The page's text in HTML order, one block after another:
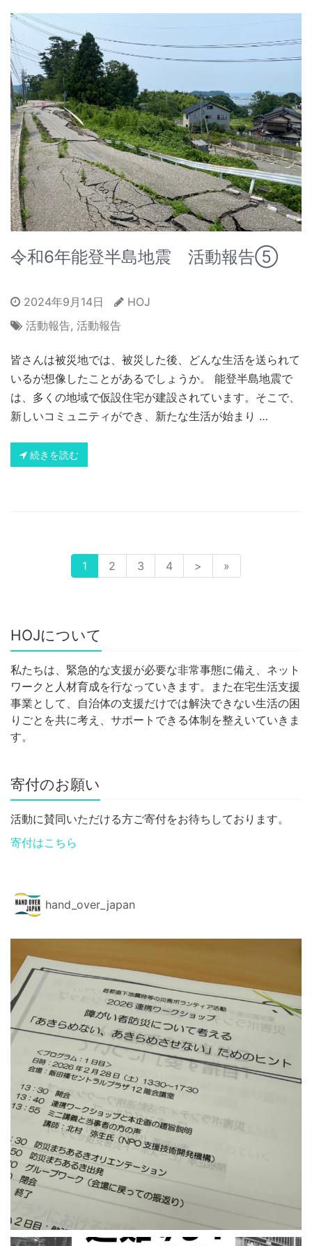
令和6年能登半島地震 活動報告⑤
2024年9月14日
HOJ
活動報告, 活動報告
皆さんは被災地では、被災した後、どんな生活を送られて
いるが想像したことがあるでしょうか。 能登半島地震で
は、多くの地域で仮設住宅が建設されています。そこで、
新しいコミュニティができ、新たな生活が始まり …
続きを読む
1 2 3 4 > »
HOJについて
私たちは、緊急的な支援が必要な非常事態に備え、ネット
ワークと人材育成を行なっていきます。また在宅生活支援
事業として、自治体の支援だけでは解決できない生活の困
りごとを共に考え、サポートできる体制を整えいていきま
す。
寄付のお願い
活動に賛同いただける方ご寄付をお待ちしております。
寄付はこちら
hand_over_japan